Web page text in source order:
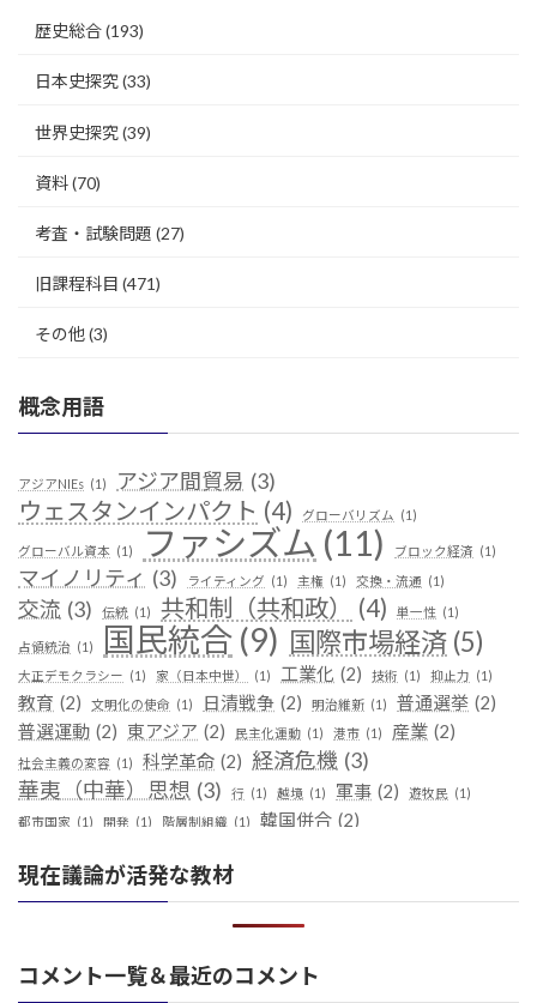
歴史総合(193)
日本史探究(33)
世界史探究(39)
資料(70)
考査・試験問題 (27)
旧課程科目 (471)
その他(3)
概念用語
アジアNIEs (1) アジア間貿易 (3)
ウェスタンインパクト (4) グローバリズム (1)
グローバル資本 (1) ファシズム (11) ブロック経済 (1)
マイノリティ (3) ライティング (1) 主権 (1) 交換・流通 (1)
交流 (3) 伝統 (1) 共和制（共和政） (4) 単一性 (1)
占領統治 (1) 国民統合 (9) 国際市場経済 (5)
大正デモクラシー (1) 家（日本中世） (1) 工業化 (2) 技術 (1) 抑止力 (1)
教育 (2) 文明化の使命 (1) 日清戦争 (2) 明治維新 (1) 普通選挙 (2)
普選運動 (2) 東アジア (2) 民主化運動 (1) 港市 (1) 産業 (2)
社会主義の変容 (1) 科学革命 (2) 経済危機 (3)
華夷（中華）思想 (3) 行 (1) 越境 (1) 軍事 (2) 遊牧民 (1)
都市国家 (1) 開発 (1) 階層制組織 (1) 韓国併合 (2)
現在議論が活発な教材
コメント一覧＆最近のコメント